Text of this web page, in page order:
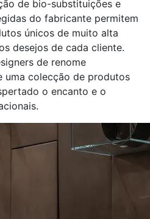
de bio-substituições e
do fabricante permitem
únicos de muito alta
desejos de cada cliente.
de renome
uma colecção de produtos
o encanto e o